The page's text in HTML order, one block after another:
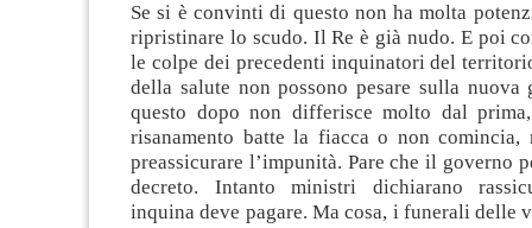
Se si è convinti di questo non ha molta
ripristinare lo scudo. Il Re è già nudo. E poi
le colpe dei precedenti inquinatori del
della salute non possono pesare sulla nuova
questo dopo non differisce molto dal
risanamento batte la fiacca o non comincia,
preassicurare l’impunità. Pare che il governo
decreto. Intanto ministri dichiarano
inquina deve pagare. Ma cosa, i funerali delle